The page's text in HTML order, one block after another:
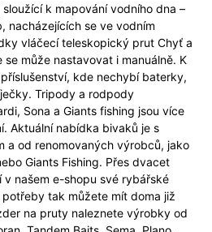
k mapování vodního dna –
nacházejících se ve vodním
vláčecí teleskopický prut Chyť a
může nastavovat i manuálně. K
kde nechybí baterky,
Tripody a rodpody
Sona a Giants fishing jsou více
Aktuální nabídka bivaků je s
a od renomovaných výrobců, jako
Giants Fishing. Přes dvacet
našem e-shopu své rybářské
tak můžete mít doma již
na pruty naleznete výrobky od